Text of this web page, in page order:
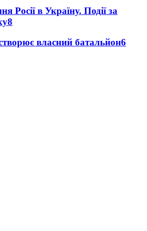
Росії в Україну. Події за
8
власний батальйон6